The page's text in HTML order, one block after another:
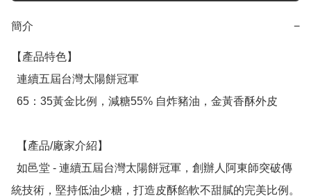
簡介 −
【產品特色】
統技術，堅持低油少糖，打造皮酥餡軟不甜膩的完美比例。